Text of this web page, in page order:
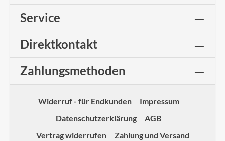
Service
Direktkontakt
Zahlungsmethoden
Widerruf - für Endkunden
Impressum
Datenschutzerklärung
AGB
Vertrag widerrufen
Zahlung und Versand